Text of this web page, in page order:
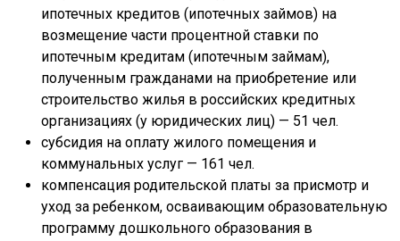
ипотечных кредитов (ипотечных займов) на
возмещение части процентной ставки по
ипотечным кредитам (ипотечным займам),
полученным гражданами на приобретение или
строительство жилья в российских кредитных
организациях (у юридических лиц) — 51 чел.
субсидия на оплату жилого помещения и
коммунальных услуг — 161 чел.
компенсация родительской платы за присмотр и
уход за ребенком, осваивающим образовательную
программу дошкольного образования в